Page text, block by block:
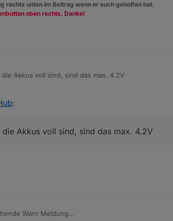
rechts unten im Beitrag wenn er euch geholfen hat.
oben rechts. Danke!
Akkus voll sind, sind das max. 4.2V
:
Akkus voll sind, sind das max. 4.2V
Warn Meldung